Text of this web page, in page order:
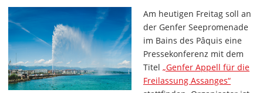
Am heutigen Freitag soll an
der Genfer Seepromenade
im Bains des Pâquis eine
Pressekonferenz mit dem
Titel „Genfer Appell für die
Freilassung Assanges“